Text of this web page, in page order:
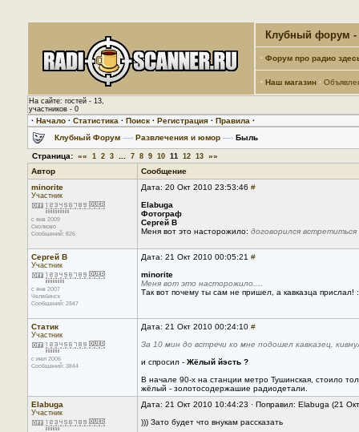
Клубный форум -
· Форум про радио
· Наш магазин ·
На сайте: гостей - 13,
участников - 0
· Начало · Статистика · Поиск · Регистрация · Правила ·
Клубный Форум —› Развлечения и юмор —› Быль
Страница: «« 1 2 3 7 8 9 10 11 12 13 »»
Автор
Сообщение
minorite
Участник
с янв 2009
Сколково
Сообщений: 826
Дата: 20 Окт 2010 23:53:46 #
Elabuga
Фотограф
Сергей В
Меня вот это насторожило: договорился
Сергей В
Участник
с янв 2007
Челябинск
Сообщений: 2847
Дата: 21 Окт 2010 00:05:21 #
minorite
Меня вот это насторожило....
Так вот почему ты сам не пришел, а кавказца прислал!
Статик
Участник
с июл 2006
Сообщений: 3844
Дата: 21 Окт 2010 00:24:10 #
За 10 мин до встречи ко мне подошел кавказец,
и спросил - Жёлый йэсть ?
В начале 90-х на станции метро Тушинская, стоило
жёлый - золотосодержашие радиодетали.
Elabuga
Участник
Дата: 21 Окт 2010 10:44:23 · Поправил: Elabuga (21
))) Зато будет что внукам рассказать